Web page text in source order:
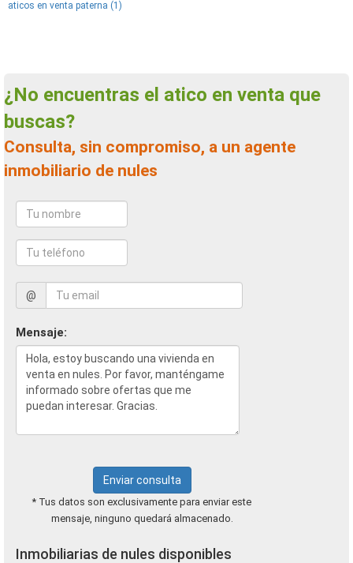
aticos en venta paterna (1)
¿No encuentras el atico en venta que
buscas?
Consulta, sin compromiso, a un agente
inmobiliario de nules
@
Mensaje:
Enviar consulta
* Tus datos son exclusivamente para enviar este
mensaje, ninguno quedará almacenado.
Inmobiliarias de nules disponibles